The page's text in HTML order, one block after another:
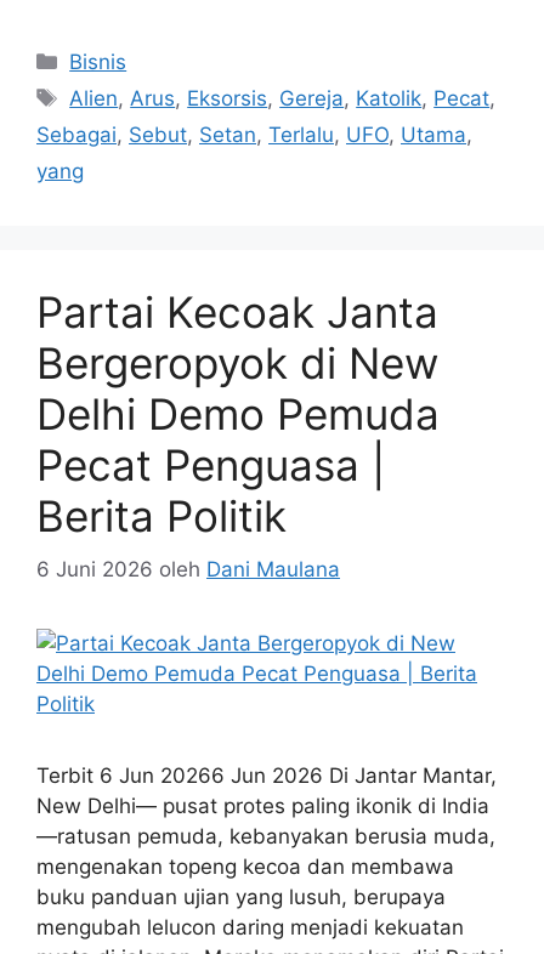
Kategori
Bisnis
Tag
Alien, Arus, Eksorsis, Gereja, Katolik, Pecat,
Sebagai, Sebut, Setan, Terlalu, UFO, Utama,
yang
Partai Kecoak Janta
Bergeropyok di New
Delhi Demo Pemuda
Pecat Penguasa |
Berita Politik
6 Juni 2026 oleh Dani Maulana
Terbit 6 Jun 20266 Jun 2026 Di Jantar Mantar,
New Delhi— pusat protes paling ikonik di India
—ratusan pemuda, kebanyakan berusia muda,
mengenakan topeng kecoa dan membawa
buku panduan ujian yang lusuh, berupaya
mengubah lelucon daring menjadi kekuatan